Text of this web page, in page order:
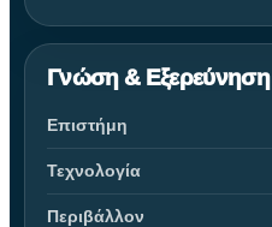
Γνώση & Εξερεύνηση
Επιστήμη
Τεχνολογία
Περιβάλλον